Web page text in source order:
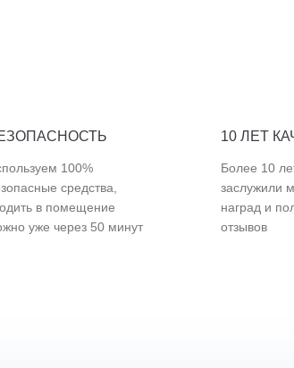
100%
средства,
в помещение
уже через 50 минут
10 ЛЕТ
Более 10
заслужили
наград и
отзывов